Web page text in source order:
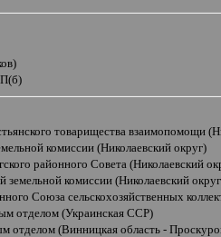
товарищества взаимопомощи
комиссии (Николаевский округ)
районного Совета (Николаевский
земельной комиссии (Николаевский
Союза сельскохозяйственных
отделом (Украинская ССР)
(Винницкая область -